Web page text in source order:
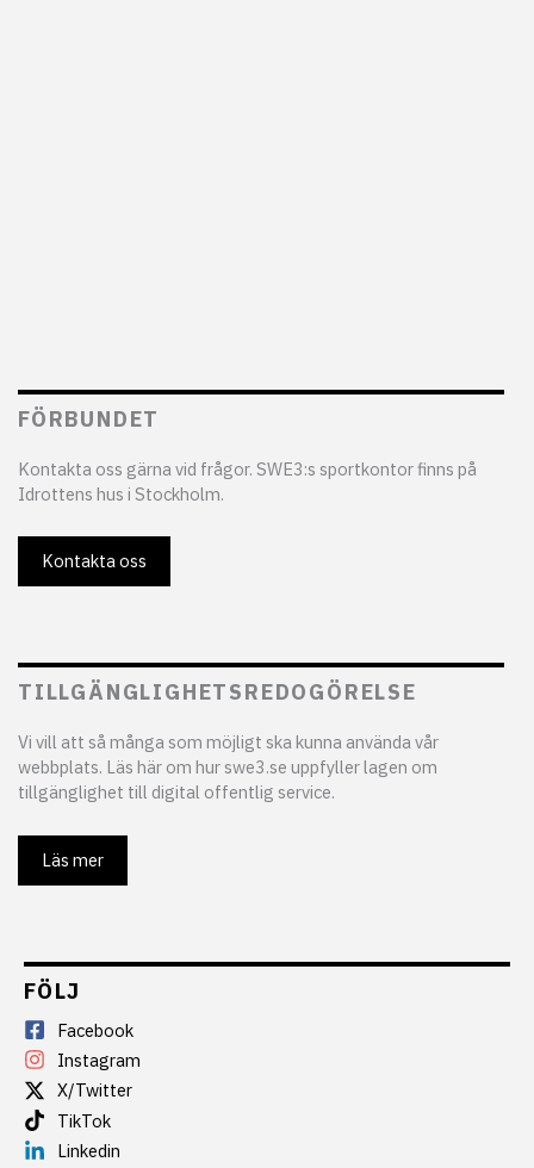
FÖRBUNDET
Kontakta oss gärna vid frågor. SWE3:s sportkontor finns på
Idrottens hus i Stockholm.
Kontakta oss
TILLGÄNGLIGHETSREDOGÖRELSE
Vi vill att så många som möjligt ska kunna använda vår
webbplats. Läs här om hur swe3.se uppfyller lagen om
tillgänglighet till digital offentlig service.
Läs mer
FÖLJ
Facebook
Instagram
X/Twitter
TikTok
Linkedin